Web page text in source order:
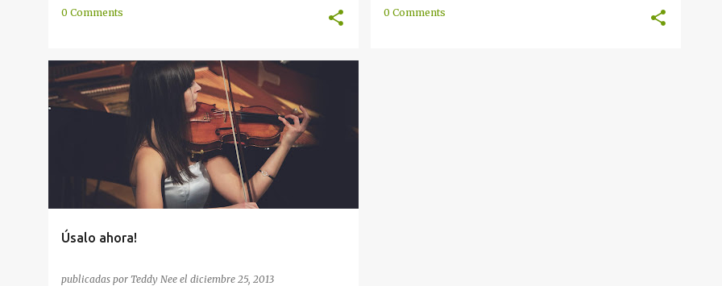
0 Comments 0 Comments
Úsalo ahora!
publicadas por Teddy Nee el diciembre 25, 2013
APRENDIZAJE CONVERSACIÓN DIARIA